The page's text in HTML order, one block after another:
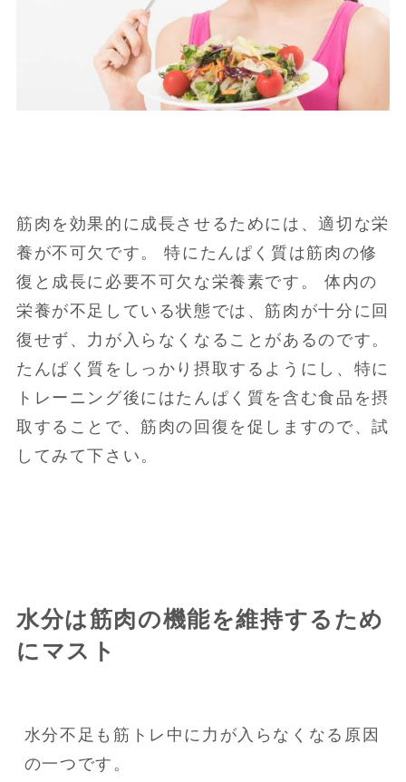
筋肉を効果的に成長させるためには、適切な栄
養が不可欠です。 特にたんぱく質は筋肉の修
復と成長に必要不可欠な栄養素です。 体内の
栄養が不足している状態では、筋肉が十分に回
復せず、力が入らなくなることがあるのです。
たんぱく質をしっかり摂取するようにし、特に
トレーニング後にはたんぱく質を含む食品を摂
取することで、筋肉の回復を促しますので、試
してみて下さい。
水分は筋肉の機能を維持するため
にマスト
水分不足も筋トレ中に力が入らなくなる原因
の一つです。